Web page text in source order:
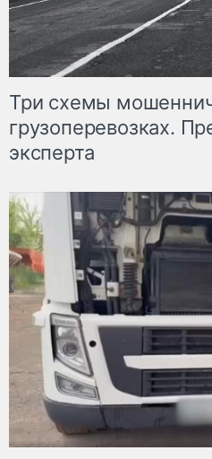
Три схемы
грузоперевозках.
эксперта